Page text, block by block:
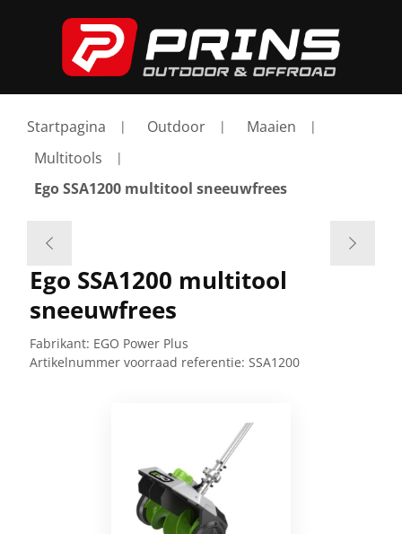
Startpagina Outdoor
Maaien
Multitools
Ego SSA1200 multitool sneeuwfrees
Ego SSA1200 multitool
sneeuwfrees
Fabrikant: EGO Power Plus
Artikelnummer voorraad referentie: SSA1200